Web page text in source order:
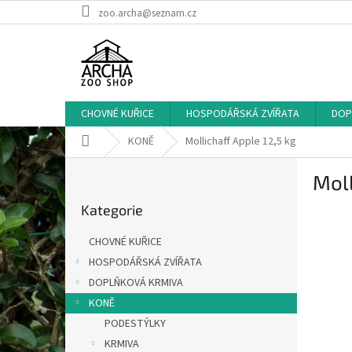
na
zoo.archa@seznam.cz
CHOVNÉ KUŘICE HOSPODÁŘSKÁ ZVÍŘATA
Domů KONĚ Mollichaff Apple 12,5 kg
o
s
t
r
n
n
p
a
kategorie
Kategorie
CHOVNÉ KUŘICE
HOSPODÁŘSKÁ ZVÍŘATA
DOPLŇKOVÁ KRMIVA
KONĚ
PODESTÝLKY
KRMIVA